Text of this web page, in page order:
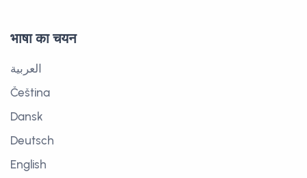
भाषा का चयन
العربية
Čeština
Dansk
Deutsch
English